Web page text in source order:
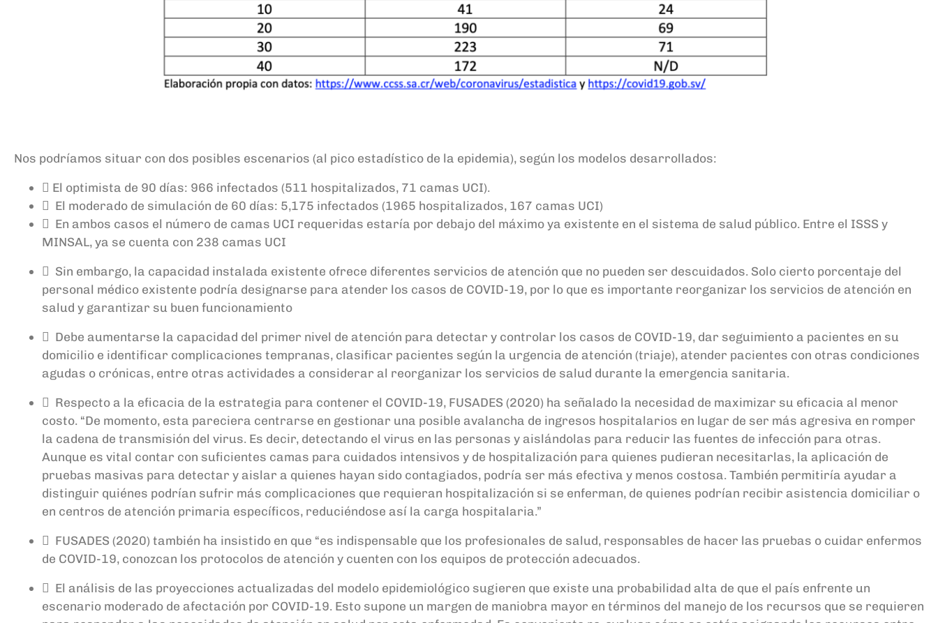
Nos podríamos situar con dos posibles escenarios (al pico estadístico de la epidemia), según los modelos desarrollados:
 El optimista de 90 días: 966 infectados (511 hospitalizados, 71 camas UCI).
 El moderado de simulación de 60 días: 5,175 infectados (1965 hospitalizados, 167 camas UCI)
 En ambos casos el número de camas UCI requeridas estaría por debajo del máximo ya existente en el sistema de salud público. Entre el ISSS y
MINSAL, ya se cuenta con 238 camas UCI
 Sin embargo, la capacidad instalada existente ofrece diferentes servicios de atención que no pueden ser descuidados. Solo cierto porcentaje del
personal médico existente podría designarse para atender los casos de COVID-19, por lo que es importante reorganizar los servicios de atención en
salud y garantizar su buen funcionamiento
 Debe aumentarse la capacidad del primer nivel de atención para detectar y controlar los casos de COVID-19, dar seguimiento a pacientes en su
domicilio e identificar complicaciones tempranas, clasificar pacientes según la urgencia de atención (triaje), atender pacientes con otras condiciones
agudas o crónicas, entre otras actividades a considerar al reorganizar los servicios de salud durante la emergencia sanitaria.
 Respecto a la eficacia de la estrategia para contener el COVID-19, FUSADES (2020) ha señalado la necesidad de maximizar su eficacia al menor
costo. “De momento, esta pareciera centrarse en gestionar una posible avalancha de ingresos hospitalarios en lugar de ser más agresiva en romper
la cadena de transmisión del virus. Es decir, detectando el virus en las personas y aislándolas para reducir las fuentes de infección para otras.
Aunque es vital contar con suficientes camas para cuidados intensivos y de hospitalización para quienes pudieran necesitarlas, la aplicación de
pruebas masivas para detectar y aislar a quienes hayan sido contagiados, podría ser más efectiva y menos costosa. También permitiría ayudar a
distinguir quiénes podrían sufrir más complicaciones que requieran hospitalización si se enferman, de quienes podrían recibir asistencia domiciliar o
en centros de atención primaria específicos, reduciéndose así la carga hospitalaria.”
 FUSADES (2020) también ha insistido en que “es indispensable que los profesionales de salud, responsables de hacer las pruebas o cuidar enfermos
de COVID-19, conozcan los protocolos de atención y cuenten con los equipos de protección adecuados.
 El análisis de las proyecciones actualizadas del modelo epidemiológico sugieren que existe una probabilidad alta de que el país enfrente un
escenario moderado de afectación por COVID-19. Esto supone un margen de maniobra mayor en términos del manejo de los recursos que se requieren